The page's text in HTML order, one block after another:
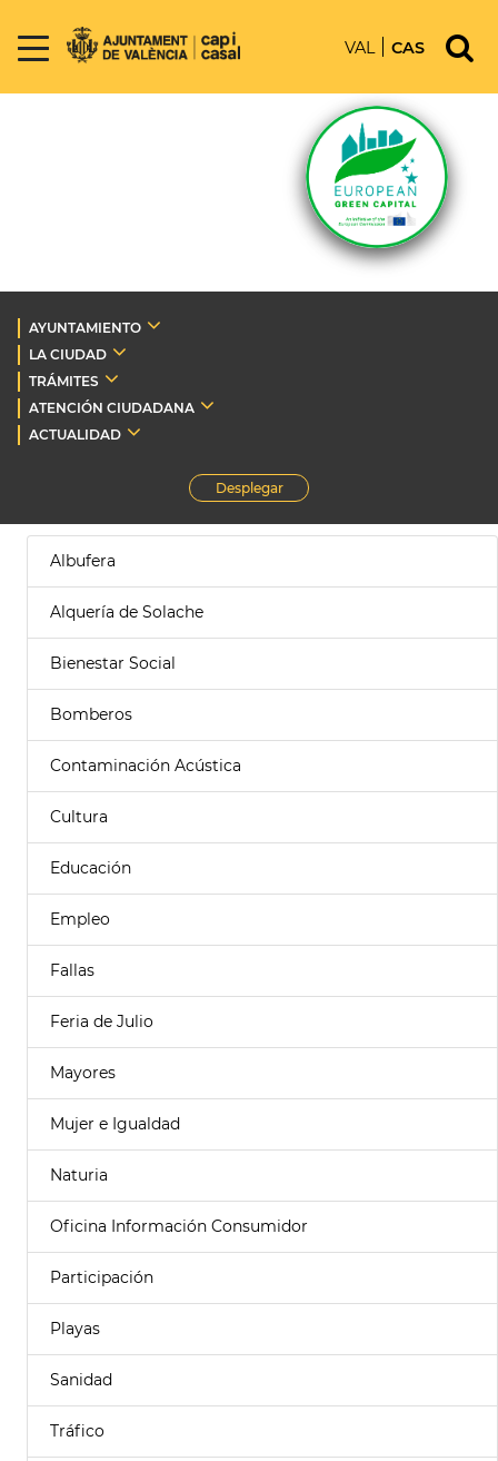
VAL CAS
AYUNTAMIENTO
LA CIUDAD
TRÁMITES
ATENCIÓN CIUDADANA
ACTUALIDAD
Desplegar
Albufera
Alquería de Solache
Bienestar Social
Bomberos
Contaminación Acústica
Cultura
Educación
Empleo
Fallas
Feria de Julio
Mayores
Mujer e Igualdad
Naturia
Oficina Información Consumidor
Participación
Playas
Sanidad
Tráfico